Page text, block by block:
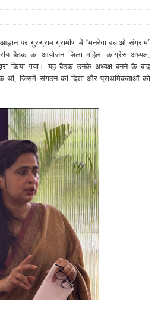
पर गुरुग्राम ग्रामीण में “मनरेगा बचाओ संग्राम”
बैठक का आयोजन जिला महिला कांग्रेस अध्यक्ष,
किया गया। यह बैठक उनके अध्यक्ष बनने के बाद
थी, जिसमें संगठन की दिशा और प्राथमिकताओं को